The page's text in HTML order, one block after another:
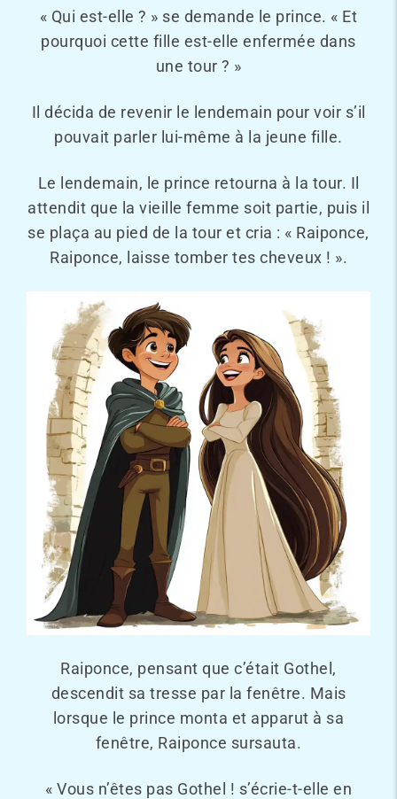
« Qui est-elle ? » se demande le prince. « Et
pourquoi cette fille est-elle enfermée dans
une tour ? »
Il décida de revenir le lendemain pour voir s’il
pouvait parler lui-même à la jeune fille.
Le lendemain, le prince retourna à la tour. Il
attendit que la vieille femme soit partie, puis il
se plaça au pied de la tour et cria : « Raiponce,
Raiponce, laisse tomber tes cheveux ! ».
Raiponce, pensant que c’était Gothel,
descendit sa tresse par la fenêtre. Mais
lorsque le prince monta et apparut à sa
fenêtre, Raiponce sursauta.
« Vous n’êtes pas Gothel ! s’écrie-t-elle en